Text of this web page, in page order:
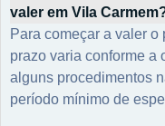
valer em Vila
Para começar a valer
prazo varia conforme a
alguns procedimentos
período mínimo de